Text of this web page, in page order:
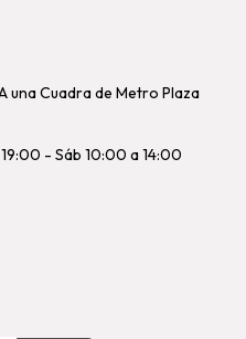
una Cuadra de Metro Plaza
- Sáb 10:00 a 14:00